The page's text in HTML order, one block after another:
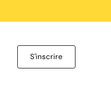
S'inscrire